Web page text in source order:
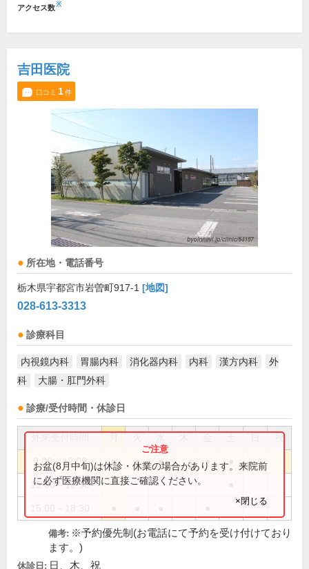
アクセス数※
吉田医院
口コミ 1件
所在地・電話番号
栃木県宇都宮市岩曽町917-1 [地図]
028-613-3313
診療科目
内視鏡内科 胃腸内科 消化器内科 内科 漢方内科
外
科
大腸・肛門外科
診療/受付時間・休診日
祝
9:00～12:00 ● ● ● ●
15:00～16:30
お盆(8月中旬)は休診・休業の場合があります。来院前
に必ず医療機関に直接ご確認ください。
×閉じる
備考: ※予約優先制(お電話にて予約を受け付けており
ます。)
休診日: 日、木、祝